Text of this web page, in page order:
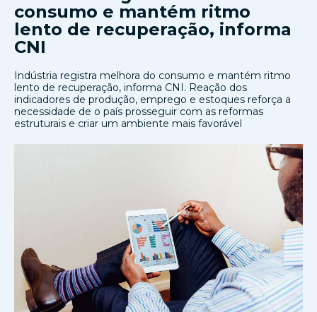
consumo e mantém ritmo
lento de recuperação, informa
CNI
Indústria registra melhora do consumo e mantém ritmo
lento de recuperação, informa CNI. Reação dos
indicadores de produção, emprego e estoques reforça a
necessidade de o país prosseguir com as reformas
estruturais e criar um ambiente mais favorável